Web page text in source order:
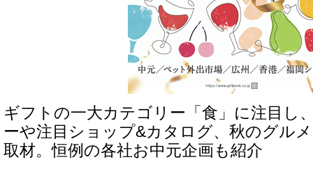
ギフトの一大カテゴリー「食」に注目し
ーや注目ショップ&カタログ、秋のグル
取材。恒例の各社お中元企画も紹介